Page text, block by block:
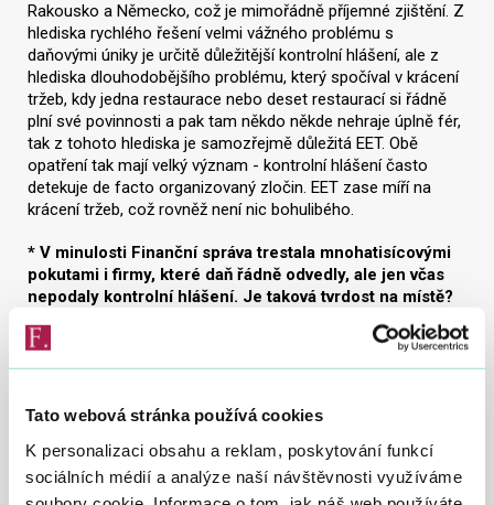
Tato webová stránka používá cookies
K personalizaci obsahu a reklam, poskytování funkcí
sociálních médií a analýze naší návštěvnosti využíváme
Rakousko a Německo, což je mimořádně příjemné zjištění. Z
hlediska rychlého řešení velmi vážného problému s
daňovými úniky je určitě důležitější kontrolní hlášení, ale z
hlediska dlouhodobějšího problému, který spočíval v krácení
tržeb, kdy jedna restaurace nebo deset restaurací si řádně
plní své povinnosti a pak tam někdo někde nehraje úplně fér,
tak z tohoto hlediska je samozřejmě důležitá EET. Obě
opatření tak mají velký význam - kontrolní hlášení často
detekuje de facto organizovaný zločin. EET zase míří na
krácení tržeb, což rovněž není nic bohulibého.
* V minulosti Finanční správa trestala mnohatisícovými
pokutami i firmy, které daň řádně odvedly, ale jen včas
nepodaly kontrolní hlášení. Je taková tvrdost na místě?
Ten systém byl takto nastaven zákonem. Bylo to kritizováno,
počet těch plátců DPH podával, kontrolní hlášení. Ve chvíli,
kdyby tato povinnost nebyla doopravdy silně vyžadována a
pokud by významné procento plátců nepodávalo kontrolní
hlášení do tohoto systému, chyběla by tam data a ten
systém by prostě ztratil smysl. Pokud podnikatel nemůže